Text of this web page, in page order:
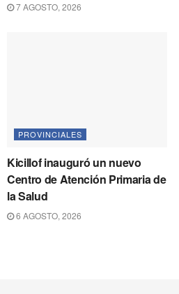
7 AGOSTO, 2026
PROVINCIALES
Kicillof inauguró un nuevo
Centro de Atención Primaria de
la Salud
6 AGOSTO, 2026